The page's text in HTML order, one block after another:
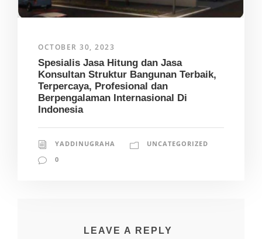
OCTOBER 30, 2023
Spesialis Jasa Hitung dan Jasa
Konsultan Struktur Bangunan Terbaik,
Terpercaya, Profesional dan
Berpengalaman Internasional Di
Indonesia
YADDINUGRAHA
UNCATEGORIZED
0
LEAVE A REPLY